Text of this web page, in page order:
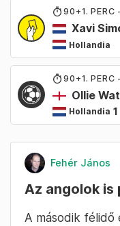
90 +1 . PERC
Xavi
Hollandia
90 +1 . PERC
Ollie
Hollandia 1
Fehér János
Az angolok is
A második félidő